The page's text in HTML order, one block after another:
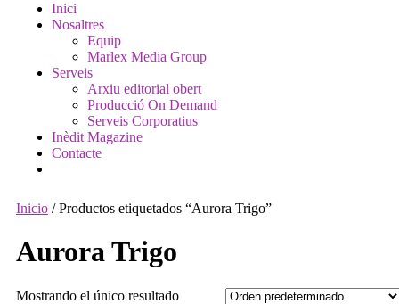
Inici
Nosaltres
Equip
Marlex Media Group
Serveis
Arxiu editorial obert
Producció On Demand
Serveis Corporatius
Inèdit Magazine
Contacte
Inicio / Productos etiquetados “Aurora Trigo”
Aurora Trigo
Mostrando el único resultado